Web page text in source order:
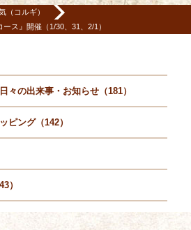
（コルギ）
ス』開催（1/30、31、2/1）
々の出来事・お知らせ（181）
ピング（142）
）